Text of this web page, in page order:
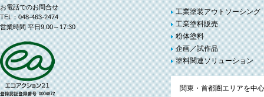
お電話でのお問合せ
TEL：048-463-2474
営業時間 平日9:00～17:30
工業塗装アウトソーシング
工業塗料販売
粉体塗料
企画／試作品
塗料関連ソリューション
関東・首都圏エリアを中